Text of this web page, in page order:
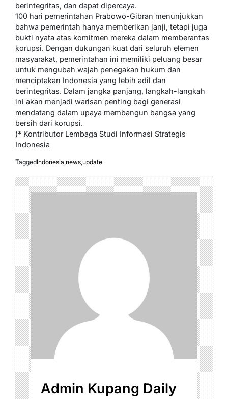
berintegritas, dan dapat dipercaya.
100 hari pemerintahan Prabowo-Gibran menunjukkan
bahwa pemerintah hanya memberikan janji, tetapi juga
bukti nyata atas komitmen mereka dalam memberantas
korupsi. Dengan dukungan kuat dari seluruh elemen
masyarakat, pemerintahan ini memiliki peluang besar
untuk mengubah wajah penegakan hukum dan
menciptakan Indonesia yang lebih adil dan
berintegritas. Dalam jangka panjang, langkah-langkah
ini akan menjadi warisan penting bagi generasi
mendatang dalam upaya membangun bangsa yang
bersih dari korupsi.
)* Kontributor Lembaga Studi Informasi Strategis
Indonesia
TaggedIndonesia news update
Admin Kupang Daily